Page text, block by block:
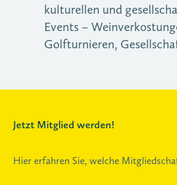
kulturellen und
Events –
Golfturnieren,
Jetzt Mitglied werden!
Hier erfahren Sie, welche